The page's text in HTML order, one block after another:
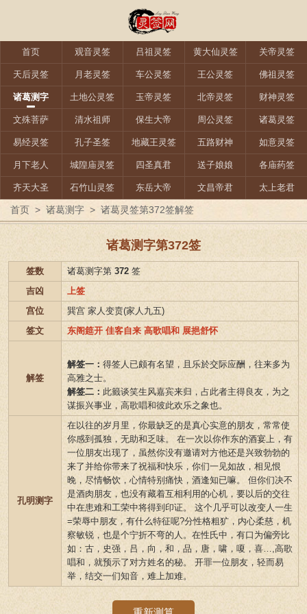
首页 观音灵签 吕祖灵签 黄大仙灵签 关帝灵签
天后灵签 月老灵签 车公灵签 王公灵签 佛祖灵签
诸葛测字 土地公灵签 玉帝灵签 北帝灵签 财神灵签
文殊菩萨 清水祖师 保生大帝 周公灵签 诸葛灵签
易经灵签 孔子圣签 地藏王灵签 五路财神 如意灵签
月下老人 城隍庙灵签 四圣真君 送子娘娘 各庙药签
齐天大圣 石竹山灵签 东岳大帝 文昌帝君 太上老君
首页 > 诸葛测字 > 诸葛灵签第372签解签
诸葛测字第372签
签数 诸葛测字第 372 签
吉凶
上签
宫位
巽宫 家人变贲(家人九五)
签文
东阁筵开 佳客自来 高歌唱和 展挹舒怀
解签
解签一： 得签人已颇有名望，且乐於交际应酬，往来多为
高雅之士。
解签二： 此籤谈笑生风嘉宾来归，占此者主得良友，为之
谋振兴事业，高歌唱和彼此欢乐之象也。
孔明测字
在以往的岁月里，你最缺乏的是真心实意的朋友，常常使
你感到孤独，无助和乏味。 在一次以你作东的酒宴上，有
一位朋友出现了，虽然你没有邀请对方他还是兴致勃勃的
来了并给你带来了祝福和快乐，你们一见如故，相见恨
晚，尽情畅饮，心情特别痛快，酒逢知已嘛。 但你们决不
是酒肉朋友，也没有藏着互相利用的心机，要以后的交往
中在患难和工荣中将得到印证。 这个几乎可以改变人一生
=荣辱中朋友，有什么特征呢?分性格粗犷，内心柔慈，机
察敏锐，也是个宁折不弯的人。在性氏中，有口为偏旁比
如：古，史强，吕，向，和，品，唐，啸，嗄，喜…,高歌
唱和，就预示了对方姓名的秘。 开罪一位朋友，轻而易
举，结交一们知音，难上加难。